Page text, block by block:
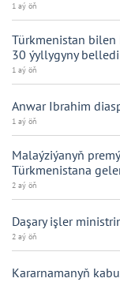
1 aý öň
Türkmenistan bilen
30 ýyllygyny
1 aý öň
Anwar Ibrahim
1 aý öň
Malaýziýanyň
Türkmenistana
2 aý öň
Daşary işler
2 aý öň
Kararnamanyň